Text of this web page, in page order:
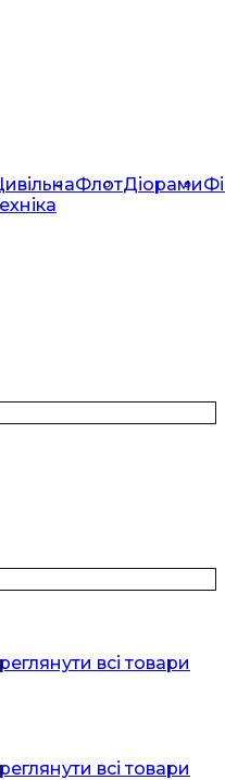
ФлотДіорами
всі товари
всі товари